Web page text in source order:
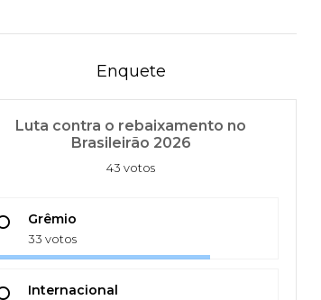
Enquete
Luta contra o rebaixamento no
Brasileirão 2026
43 votos
Grêmio
33 votos
Internacional